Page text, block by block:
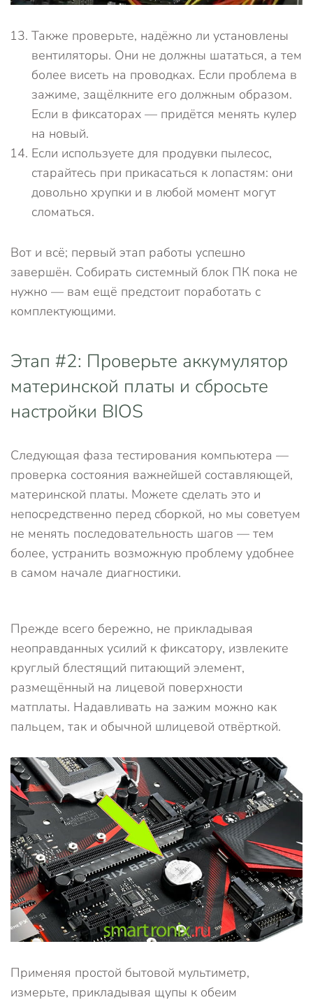
Также проверьте, надёжно ли установлены
вентиляторы. Они не должны шататься, а тем
более висеть на проводках. Если проблема в
зажиме, защёлкните его должным образом.
Если в фиксаторах — придётся менять кулер
на новый.
Если используете для продувки пылесос,
старайтесь при прикасаться к лопастям: они
довольно хрупки и в любой момент могут
сломаться.
Вот и всё; первый этап работы успешно
завершён. Собирать системный блок ПК пока не
нужно — вам ещё предстоит поработать с
комплектующими.
Этап #2: Проверьте аккумулятор
материнской платы и сбросьте
настройки BIOS
Следующая фаза тестирования компьютера —
проверка состояния важнейшей составляющей,
материнской платы. Можете сделать это и
непосредственно перед сборкой, но мы советуем
не менять последовательность шагов — тем
более, устранить возможную проблему удобнее
в самом начале диагностики.
Прежде всего бережно, не прикладывая
неоправданных усилий к фиксатору, извлеките
круглый блестящий питающий элемент,
размещённый на лицевой поверхности
матплаты. Надавливать на зажим можно как
пальцем, так и обычной шлицевой отвёрткой.
Применяя простой бытовой мультиметр,
измерьте, прикладывая щупы к обеим